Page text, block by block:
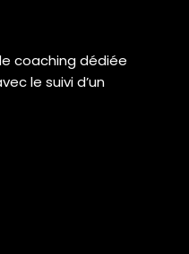
coaching dédiée
le suivi d’un